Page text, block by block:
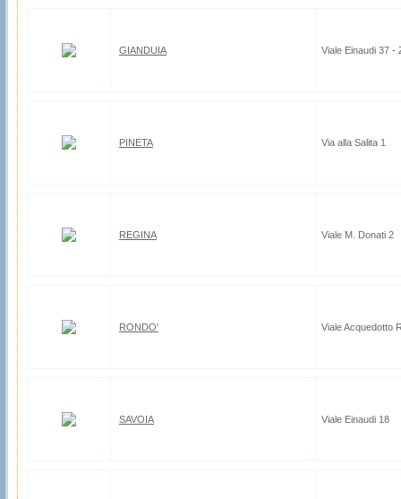
GIANDUIA Viale Einaudi 37 -
PINETA Via alla Salita 1
REGINA Viale M. Donati 2
RONDO' Viale Acquedotto
SAVOIA Viale Einaudi 18